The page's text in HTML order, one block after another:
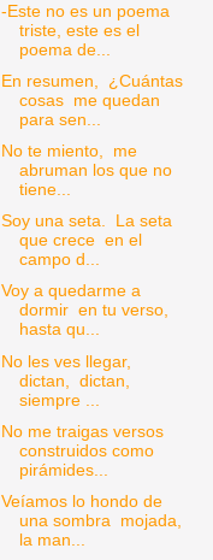
-Este no es un poema
triste, este es el
poema de...
En resumen, ¿Cuántas
cosas me quedan
para sen...
No te miento, me
abruman los que no
tiene...
Soy una seta. La seta
que crece en el
campo d...
Voy a quedarme a
dormir en tu verso,
hasta qu...
No les ves llegar,
dictan, dictan,
siempre ...
No me traigas versos
construidos como
pirámides...
Veíamos lo hondo de
una sombra mojada,
la man...